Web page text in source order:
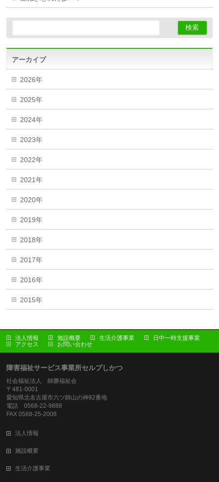
アーカイブ
2026年
2025年
2024年
2023年
2022年
2021年
2020年
2019年
2018年
2017年
2016年
2015年
法人情報 施設概要 生活介護事業
日中一時支援事業
アクセス
お問い合わせ
障害福祉サービス事業所セルプしかつ
社会福祉法人 師勝福祉会
〒481-0001
愛知県北名古屋市六ツ師山の神92番地
電話 0568-22-9888
FAX 0568-25-2008
法人情報
施設概要
生活介護事業